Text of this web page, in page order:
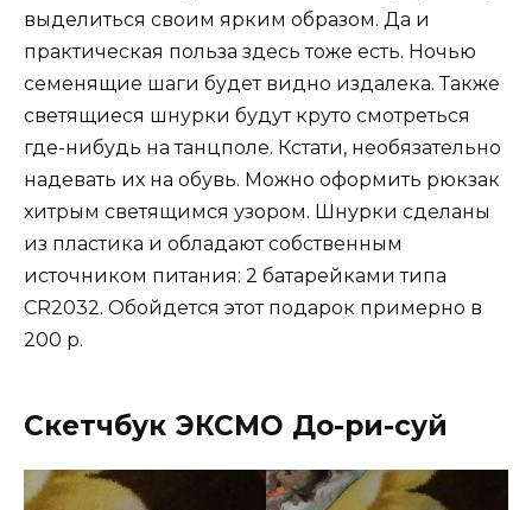
выделиться своим ярким образом. Да и
практическая польза здесь тоже есть. Ночью
семенящие шаги будет видно издалека. Также
светящиеся шнурки будут круто смотреться
где-нибудь на танцполе. Кстати, необязательно
надевать их на обувь. Можно оформить рюкзак
хитрым светящимся узором. Шнурки сделаны
из пластика и обладают собственным
источником питания: 2 батарейками типа
CR2032. Обойдется этот подарок примерно в
200 р.
Скетчбук ЭКСМО До-ри-суй